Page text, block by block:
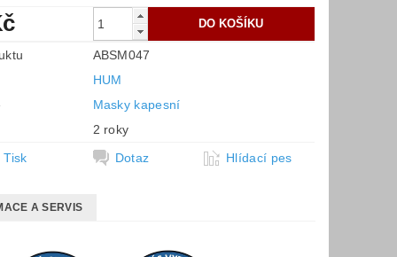
ABSM047
HUM
Masky kapesní
2 roky
Tisk
Dotaz Hlídací pes
A SERVIS